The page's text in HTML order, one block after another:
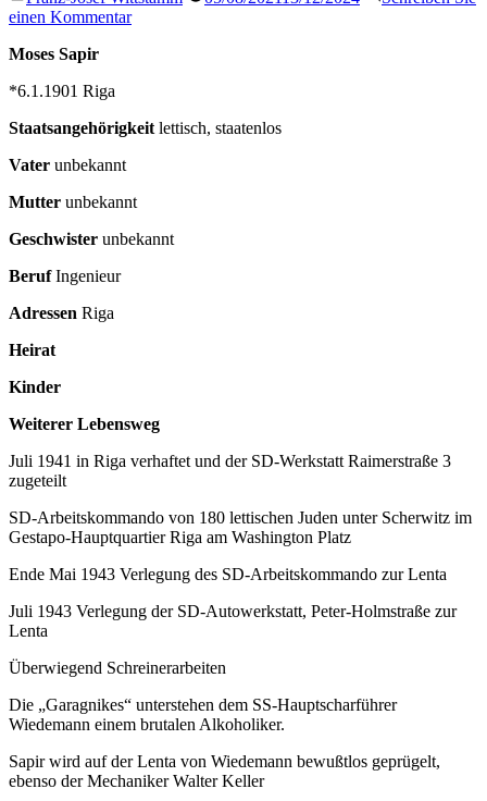
von
einen Kommentarzu
Moses Sapir
*6.1.1901 Riga
Staatsangehörigkeit lettisch, staatenlos
Vater unbekannt
Mutter unbekannt
Geschwister unbekannt
BerufIngenieur
Adressen Riga
Heirat
Kinder
Weiterer Lebensweg
Juli 1941 in Riga verhaftet und der SD-Werkstatt Raimerstraße 3
zugeteilt
SD-Arbeitskommando von 180 lettischen Juden unter Scherwitz im
Gestapo-Hauptquartier Riga am Washington Platz
Ende Mai 1943 Verlegung des SD-Arbeitskommando zur Lenta
Juli 1943 Verlegung der SD-Autowerkstatt, Peter-Holmstraße zur
Lenta
Überwiegend Schreinerarbeiten
Die „Garagnikes“ unterstehen dem SS-Hauptscharführer
Wiedemann einem brutalen Alkoholiker.
Sapir wird auf der Lenta von Wiedemann bewußtlos geprügelt,
ebenso der Mechaniker Walter Keller